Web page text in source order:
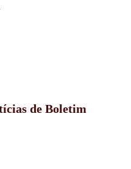
de Boletim